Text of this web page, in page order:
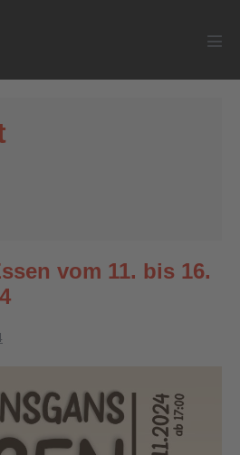
vom 11. bis 16.